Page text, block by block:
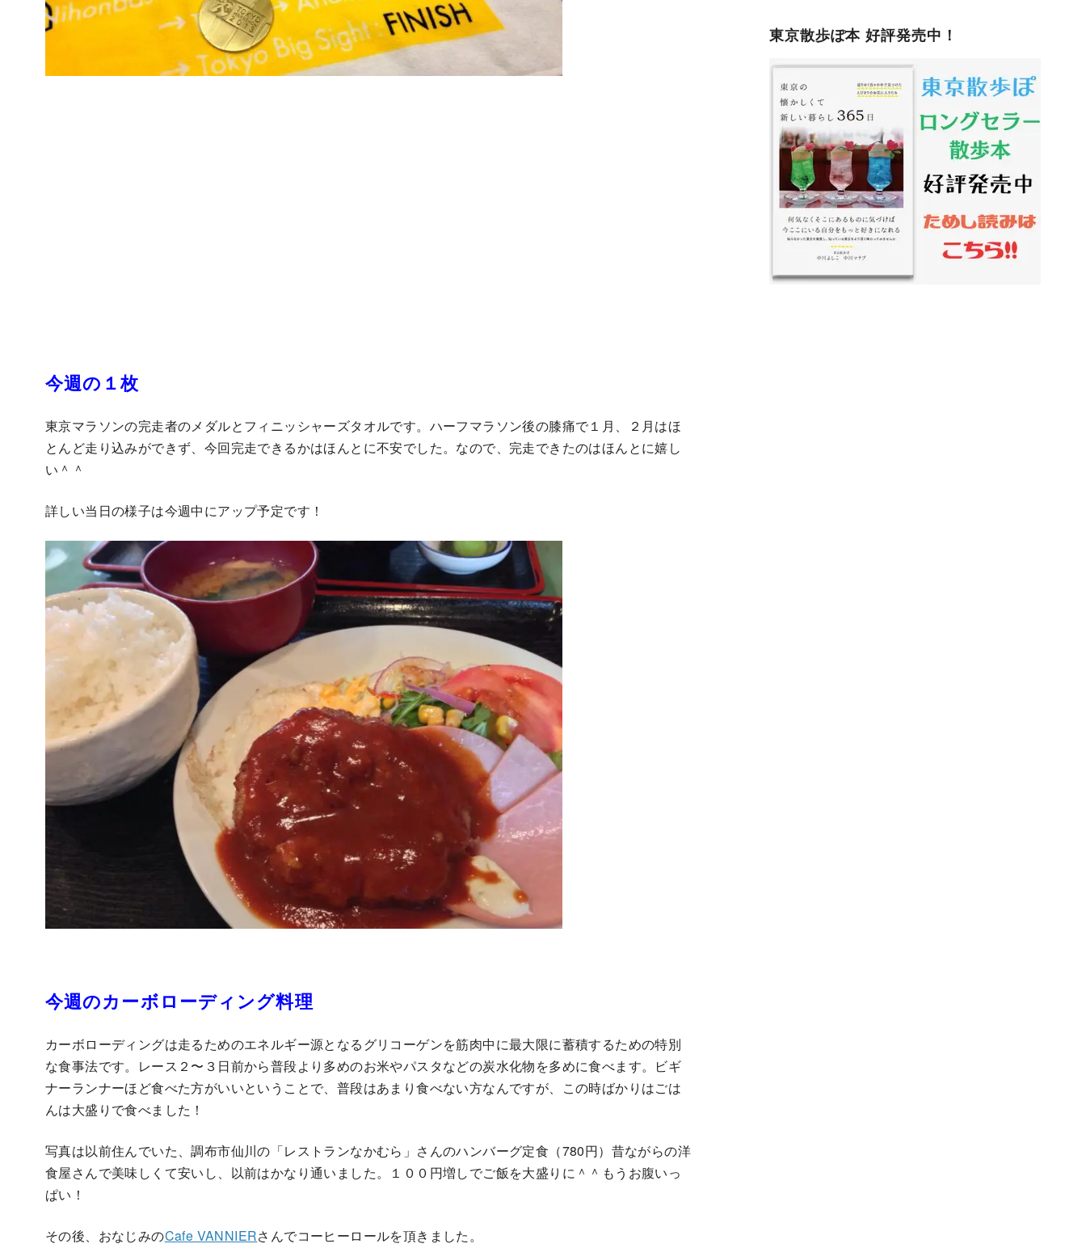
今週の１枚
東京マラソンの完走者のメダルとフィニッシャーズタオルです。ハーフマラソン後の膝痛で１月、２月はほ
とんど走り込みができず、今回完走できるかはほんとに不安でした。なので、完走できたのはほんとに嬉し
い＾＾
詳しい当日の様子は今週中にアップ予定です！
今週のカーボローディング料理
カーボローディングは走るためのエネルギー源となるグリコーゲンを筋肉中に最大限に蓄積するための特別
な食事法です。レース２〜３日前から普段より多めのお米やパスタなどの炭水化物を多めに食べます。ビギ
ナーランナーほど食べた方がいいということで、普段はあまり食べない方なんですが、この時ばかりはごは
んは大盛りで食べました！
写真は以前住んでいた、調布市仙川の「レストランなかむら」さんのハンバーグ定食（780円）昔ながらの洋
食屋さんで美味しくて安いし、以前はかなり通いました。１００円増しでご飯を大盛りに＾＾もうお腹いっ
ぱい！
その後、おなじみのCafe VANNIERさんでコーヒーロールを頂きました。
東京散歩ぽ本 好評発売中！